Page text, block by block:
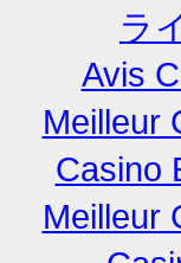
ラ
Avis
Meilleur
Casino
Meilleur